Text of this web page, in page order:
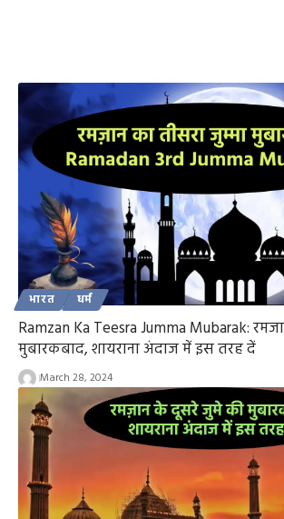
भारत धर्म
Ramzan Ka Teesra Jumma Mubarak:
मुबारकबाद, शायराना अंदाज में इस तरह दें
March 28, 2024